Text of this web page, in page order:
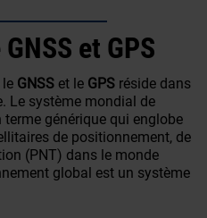
et GPS
GNSS et le GPS réside dans
Le système mondial de
générique qui englobe
de positionnement, de
(PNT) dans le monde
global est un système